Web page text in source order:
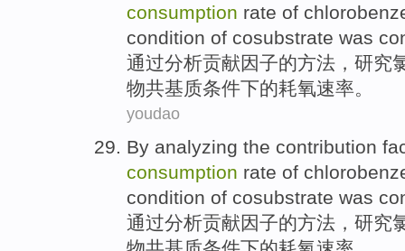
consumption rate of
condition of cosubstrate was
通过分析贡献因子的方法， 研究
物共基质条件下的耗氧速率 。
youdao
By analyzing the contribution
consumption rate of
condition of cosubstrate was
通过分析贡献因子的方法， 研究